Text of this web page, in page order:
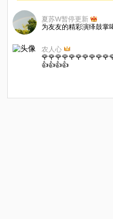
夏苏W暂停更新
为友友的精彩演绎鼓掌
农人心
👍👍👍👍